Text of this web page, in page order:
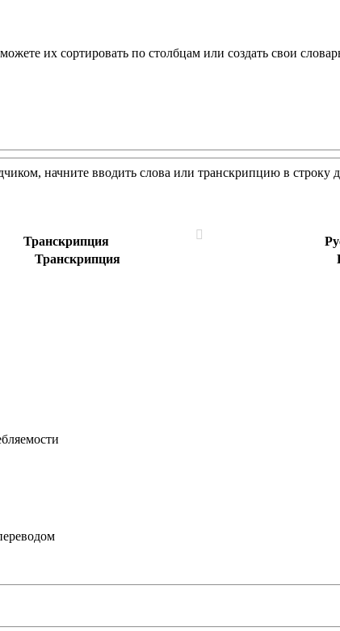
их сортировать по столбцам или создать свои
начните вводить слова или транскрипцию в строку
Транскрипция
Транскрипция